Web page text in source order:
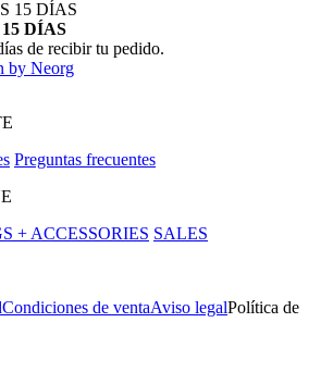
DÍAS
de recibir tu pedido.
by Neorg
Preguntas frecuentes
+ ACCESSORIES SALES
Condiciones de ventaAviso legalPolítica de